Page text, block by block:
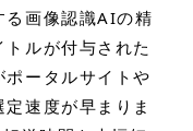
る画像認識AIの精
ルが付与された
ータルサイトや
速度が早まりま